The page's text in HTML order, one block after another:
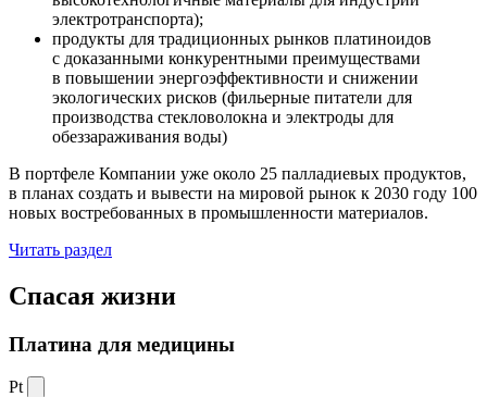
электротранспорта);
продукты для традиционных рынков платиноидов
с доказанными конкурентными преимуществами
в повышении энергоэффективности и снижении
экологических рисков (фильерные питатели для
производства стекловолокна и электроды для
обеззараживания воды)
В портфеле Компании уже около 25 палладиевых продуктов,
в планах создать и вывести на мировой рынок к 2030 году 100
новых востребованных в промышленности материалов.
Читать раздел
Спасая жизни
Платина для медицины
Pt